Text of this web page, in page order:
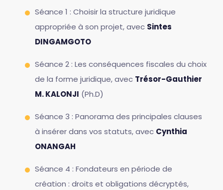
Séance 1 : Choisir la structure juridique
appropriée à son projet, avec Sintes
DINGAMGOTO
Séance 2 : Les conséquences fiscales du choix
de la forme juridique, avec Trésor-Gauthier
M. KALONJI (Ph.D)
Séance 3 : Panorama des principales clauses
à insérer dans vos statuts, avec Cynthia
ONANGAH
Séance 4 : Fondateurs en période de
création : droits et obligations décryptés,